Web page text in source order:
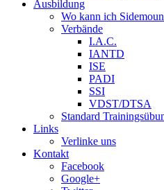
Ausbildung
Wo kann ich
Verbände
I.A.C.
IANTD
ISE
PADI
SSI
VDST/DTSA
Standard
Links
Verlinke uns
Kontakt
Facebook
Google+